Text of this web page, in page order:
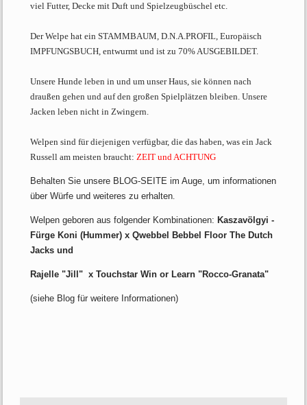
viel Futter, Decke mit Duft und Spielzeugbüschel etc.
Der Welpe hat ein STAMMBAUM, D.N.A.PROFIL, Europäisch
IMPFUNGSBUCH, entwurmt und ist zu 70% AUSGEBILDET.
Unsere Hunde leben in und um unser Haus, sie können nach
draußen gehen und auf den großen Spielplätzen bleiben. Unsere
Jacken leben nicht in Zwingern.
Welpen sind für diejenigen verfügbar, die das haben, was ein Jack
Russell am meisten braucht:ZEIT und ACHTUNG
Behalten Sie unsere BLOG-SEITE im Auge, um informationen
über Würfe und weiteres zu erhalten.
Welpen geboren aus folgender Kombinationen: Kaszavölgyi -
Fürge Koni (Hummer) x Qwebbel Bebbel Floor The Dutch
Jacks und
Rajelle "Jill" x Touchstar Win or Learn "Rocco-Granata"
(siehe Blog für weitere Informationen)